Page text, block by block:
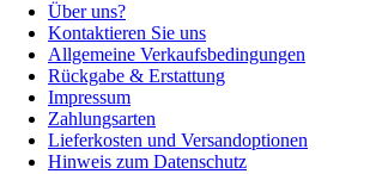
Über uns?
Kontaktieren Sie uns
Allgemeine Verkaufsbedingungen
Rückgabe & Erstattung
Impressum
Zahlungsarten
Lieferkosten und Versandoptionen
Hinweis zum Datenschutz